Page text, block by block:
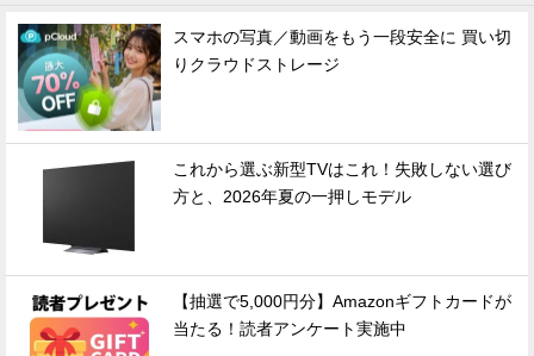
スマホの写真／動画をもう一段安全に 買い切
りクラウドストレージ
これから選ぶ新型TVはこれ！失敗しない選び
方と、2026年夏の一押しモデル
【抽選で5,000円分】Amazonギフトカードが
当たる！読者アンケート実施中